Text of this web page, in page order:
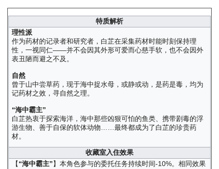
特质解析
理性派
作为药材的记录者和研究者，白芷在采集药材时能时刻保持理
性，一视同仁——并不会因其外形可爱而心慈手软，也不会因外
表丑陋而避之不及。
自然
曾于山中尝草药，现于海中捉水母，或静或动，是药是毒，均为
记药材之效，寻自然之理。
“海中霸主”
白芷热衷于探索海洋，海中那些凶狠可怕的鱼类、携带剧毒的浮
游生物、善于自保的软体动物……最终都成为了白芷的珍贵药
材。
收藏室入住效果
【“海中霸主”】本角色参与的委托任务持续时间-10%。相同效果